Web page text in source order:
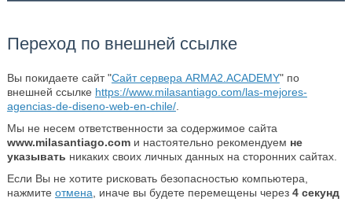
Переход по внешней ссылке
Вы покидаете сайт "Сайт сервера ARMA2.ACADEMY" по
внешней ссылке https://www.milasantiago.com/las-mejores-
agencias-de-diseno-web-en-chile/.
Мы не несем ответственности за содержимое сайта
www.milasantiago.comи настоятельно рекомендуем не
указывать никаких своих личных данных на сторонних сайтах.
Если Вы не хотите рисковать безопасностью компьютера,
нажмите отмена , иначе вы будете перемещены через 4секунд